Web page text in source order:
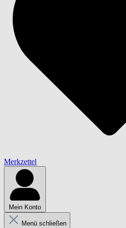
Merkzettel
Mein Konto
Menü schließen